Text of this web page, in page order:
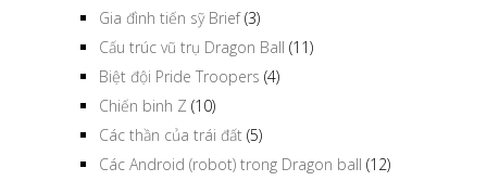
Gia đình tiến sỹ Brief(3)
Cấu trúc vũ trụ Dragon Ball (11)
Biệt đội Pride Troopers (4)
Chiến binh Z (10)
Các thần của trái đất (5)
Các Android (robot) trong Dragon ball (12)